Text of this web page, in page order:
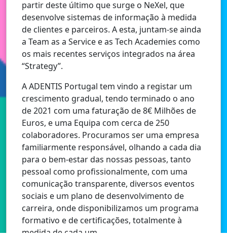
partir deste último que surge o NeXel, que
desenvolve sistemas de informação à medida
de clientes e parceiros. A esta, juntam-se ainda
a Team as a Service e as Tech Academies como
os mais recentes serviços integrados na área
“Strategy”.
A ADENTIS Portugal tem vindo a registar um
crescimento gradual, tendo terminado o ano
de 2021 com uma faturação de 8€ Milhões de
Euros, e uma Equipa com cerca de 250
colaboradores. Procuramos ser uma empresa
familiarmente responsável, olhando a cada dia
para o bem-estar das nossas pessoas, tanto
pessoal como profissionalmente, com uma
comunicação transparente, diversos eventos
sociais e um plano de desenvolvimento de
carreira, onde disponibilizamos um programa
formativo e de certificações, totalmente à
medida de cada um.